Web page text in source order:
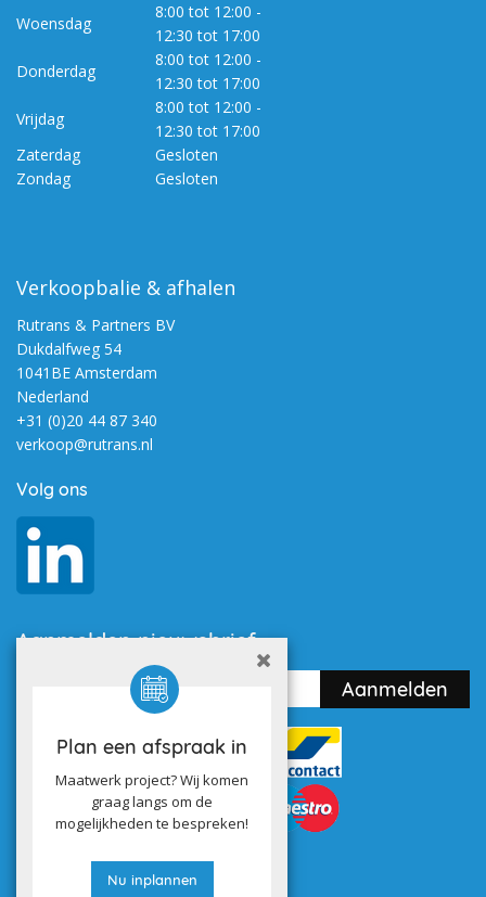
Plan een afspraak in
Maatwerk project? Wij komen
graag langs om de
mogelijkheden te bespreken!
Nu inplannen
Woensdag
8:00 tot 12:00 -
12:30 tot 17:00
Donderdag
8:00 tot 12:00 -
12:30 tot 17:00
Vrijdag
8:00 tot 12:00 -
12:30 tot 17:00
Zaterdag
Gesloten
Zondag
Gesloten
Verkoopbalie & afhalen
Rutrans & Partners BV
Dukdalfweg 54
1041BE Amsterdam
Nederland
+31 (0)20 44 87 340
verkoop@rutrans.nl
Volg ons
Aanmelden nieuwsbrief